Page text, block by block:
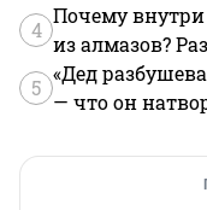
4
Почему
из алмазов?
5
«Дед
— что он